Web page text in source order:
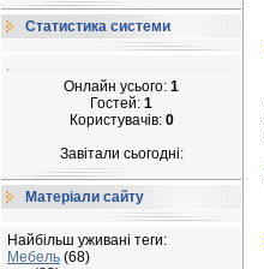
Статистика системи
Онлайн усього: 1
Гостей: 1
Користувачів: 0
Завітали сьогодні:
Матеріали сайту
Найбільш уживані теги:
Мебель (68)